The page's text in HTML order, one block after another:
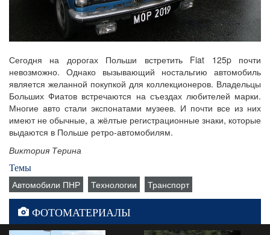
Сегодня на дорогах Польши встретить Fiat 125p почти
невозможно. Однако вызывающий ностальгию автомобиль
является желанной покупкой для коллекционеров. Владельцы
Больших Фиатов встречаются на съездах любителей марки.
Многие авто стали экспонатами музеев. И почти все из них
имеют не обычные, а жёлтые регистрационные знаки, которые
выдаются в Польше ретро-автомобилям.
Виктория Терина
Темы
Автомобили ПНР Технологии Транспорт
ФОТОМАТЕРИАЛЫ